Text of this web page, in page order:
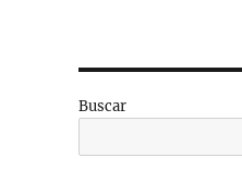
Buscar